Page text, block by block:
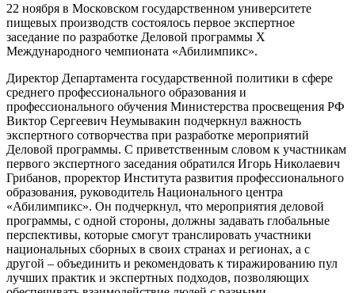
22 ноября в Московском государственном университете
пищевых производств состоялось первое экспертное
заседание по разработке Деловой программы X
Международного чемпионата «Абилимпикс».
Директор Департамента государственной политики в сфере
среднего профессионального образования и
профессионального обучения Министерства просвещения РФ
Виктор Сергеевич Неумывакин подчеркнул важность
экспертного сотворчества при разработке мероприятий
Деловой программы. С приветственным словом к участникам
первого экспертного заседания обратился Игорь Николаевич
Грибанов, проректор Института развития профессионального
образования, руководитель Национального центра
«Абилимпикс». Он подчеркнул, что мероприятия деловой
программы, с одной стороны, должны задавать глобальные
перспективы, которые смогут транслировать участники
национальных сборных в своих странах и регионах, а с
другой – объединить и рекомендовать к тиражированию пул
лучших практик и экспертных подходов, позволяющих